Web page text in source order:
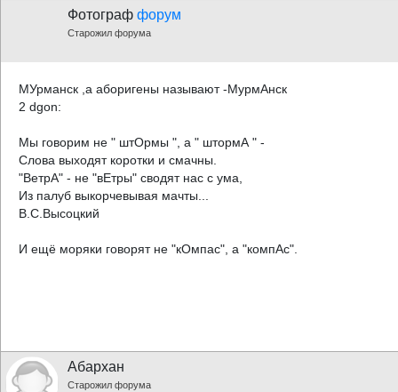
Фотограф форум
Старожил форума
МУрманск ,а аборигены называют -МурмАнск
2 dgon:
Мы говорим не " штОрмы ", а " штормА " -
Слова выходят коротки и смачны.
"ВетрА" - не "вЕтры" сводят нас с ума,
Из палуб выкорчевывая мачты...
В.С.Высоцкий
И ещё моряки говорят не "кОмпас", а "компАс".
Абархан
Старожил форума